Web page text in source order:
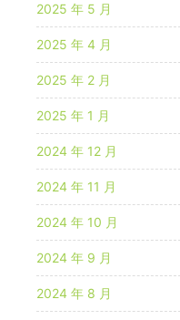
2025 年 5 月
2025 年 4 月
2025 年 2 月
2025 年 1 月
2024 年 12 月
2024 年 11 月
2024 年 10 月
2024 年 9 月
2024 年 8 月